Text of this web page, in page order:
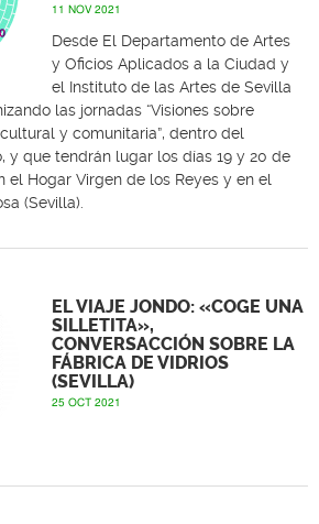
11 NOV 2021
Desde El Departamento de Artes
y Oficios Aplicados a la Ciudad y
el Instituto de las Artes de Sevilla
las jornadas “Visiones sobre
y comunitaria”, dentro del
y que tendrán lugar los días 19 y 20 de
el Hogar Virgen de los Reyes y en el
(Sevilla).
EL VIAJE JONDO: «COGE UNA
SILLETITA»,
CONVERSACCIÓN SOBRE LA
FÁBRICA DE VIDRIOS
(SEVILLA)
25 OCT 2021